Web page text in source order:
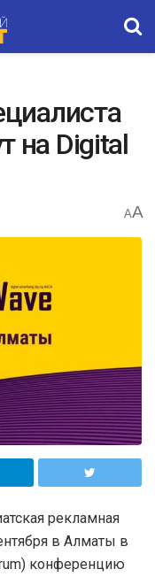
на Digital
AA
рекламная
в Алматы в
конференцию